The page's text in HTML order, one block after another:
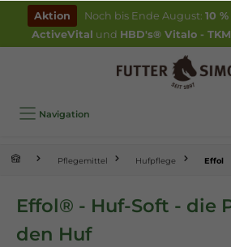
springen
Aktion Noch bis Ende August: 10
ActiveVital und HBD's® Vitalo - TKM
Navigation
Pflegemittel Hufpflege Effol
Effol® - Huf-Soft - die
den Huf